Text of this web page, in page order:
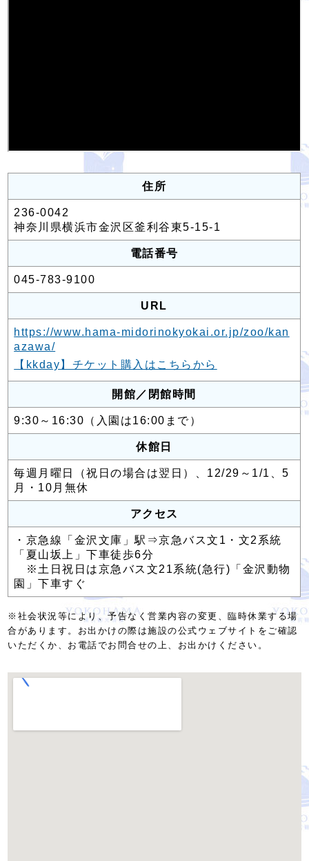
住所
236-0042
神奈川県横浜市金沢区釜利谷東5-15-1
電話番号
045-783-9100
URL
https://www.hama-midorinokyokai.or.jp/zoo/kan
azawa/
【kkday】チケット購入はこちらから
開館／閉館時間
9:30～16:30（入園は16:00まで）
休館日
毎週月曜日（祝日の場合は翌日）、12/29～1/1、5
月・10月無休
アクセス
・京急線「金沢文庫」駅⇒京急バス文1・文2系統
「夏山坂上」下車徒歩6分
※土日祝日は京急バス文21系統(急行)「金沢動物
園」下車すぐ
※社会状況等により、予告なく営業内容の変更、臨時休業する場
合があります。お出かけの際は施設の公式ウェブサイトをご確認
いただくか、お電話でお問合せの上、お出かけください。